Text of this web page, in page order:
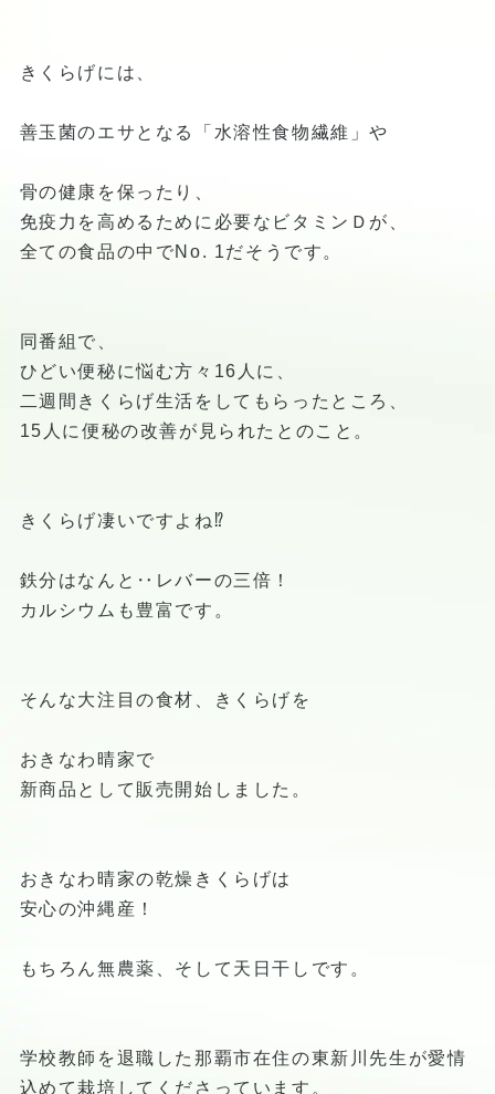
きくらげには、
善玉菌のエサとなる「水溶性食物繊維」や
骨の健康を保ったり、
免疫力を高めるために必要なビタミンＤが、
全ての食品の中でNo. 1だそうです。
同番組で、
ひどい便秘に悩む方々16人に、
二週間きくらげ生活をしてもらったところ、
15人に便秘の改善が見られたとのこと。
きくらげ凄いですよね⁉︎
鉄分はなんと‥レバーの三倍！
カルシウムも豊富です。
そんな大注目の食材、きくらげを
おきなわ晴家で
新商品として販売開始しました。
おきなわ晴家の乾燥きくらげは
安心の沖縄産！
もちろん無農薬、そして天日干しです。
学校教師を退職した那覇市在住の東新川先生が愛情
込めて栽培してくださっています。